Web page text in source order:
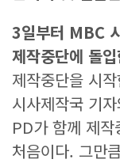
3일부터 MBC
제작중단에 돌
제작중단을 시
시사제작국 기
PD가 함께 제
처음이다. 그만